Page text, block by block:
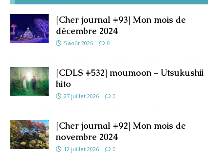
[Cher journal #93] Mon mois de
décembre 2024
5 août 2026 0
[CDLS #532] moumoon – Utsukushii
hito
27 juillet 2026 0
[Cher journal #92] Mon mois de
novembre 2024
12 juillet 2026 0